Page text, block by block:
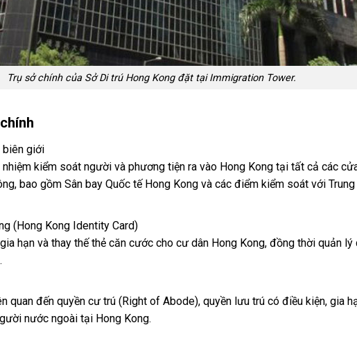
Trụ sở chính của Sở Di trú Hong Kong đặt tại Immigration Tower.
biên giới
kiểm soát người và phương tiện ra vào Hong Kong tại tất cả các
bao gồm Sân bay Quốc tế Hong Kong và các điểm kiểm soát với
(Hong Kong Identity Card)
hạn và thay thế thẻ căn cước cho cư dân Hong Kong, đồng thời quản lý
quan đến quyền cư trú (Right of Abode), quyền lưu trú có điều kiện, gia
nước ngoài tại Hong Kong.